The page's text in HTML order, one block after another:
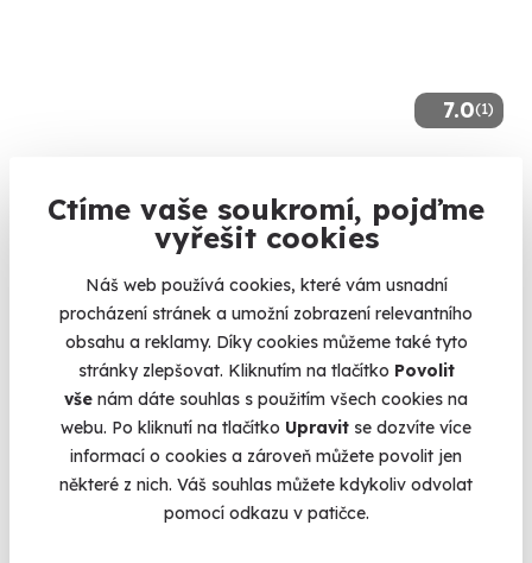
Ctíme vaše soukromí, pojďme
vyřešit cookies
Náš web používá cookies, které vám usnadní
procházení stránek a umožní zobrazení relevantního
obsahu a reklamy. Díky cookies můžeme také tyto
stránky zlepšovat. Kliknutím na tlačítko Povolit
vše nám dáte souhlas s použitím všech cookies na
webu. Po kliknutí na tlačítko Upravit se dozvíte více
informací o cookies a zároveň můžete povolit jen
některé z nich. Váš souhlas můžete kdykoliv odvolat
pomocí odkazu v patičce.
7.0(1)
Zastavte čas uprostřed týdne.
Slavičín (okres Zlín) (Zlín)
3 990 Kč
Volný termín už 11. 08. 2026
Novinka